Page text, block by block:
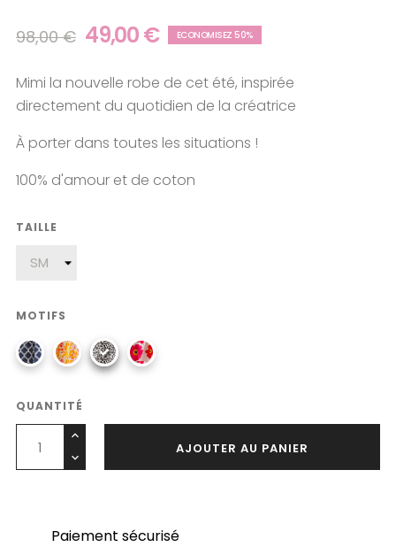
98,00 € 49,00 € ECONOMISEZ 50%
Mimi la nouvelle robe de cet été, inspirée
directement du quotidien de la créatrice
À porter dans toutes les situations !
100% d'amour et de coton
TAILLE
MOTIFS
QUANTITÉ
AJOUTER AU PANIER
Paiement sécurisé